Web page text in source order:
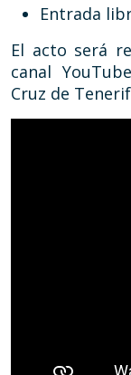
Entrada
El acto será
canal
Cruz de